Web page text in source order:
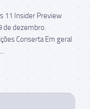
11 Insider Preview
de dezembro.
Conserta Em geral